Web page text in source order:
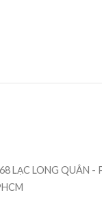
LẠC LONG QUÂN -